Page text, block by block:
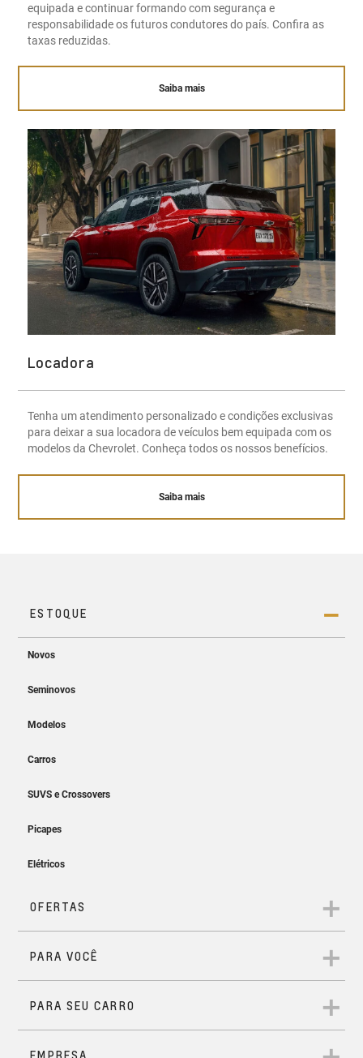
equipada e continuar formando com segurança e
responsabilidade os futuros condutores do país. Confira as
taxas reduzidas.
Saiba mais
Locadora
Tenha um atendimento personalizado e condições exclusivas
para deixar a sua locadora de veículos bem equipada com os
modelos da Chevrolet. Conheça todos os nossos benefícios.
Saiba mais